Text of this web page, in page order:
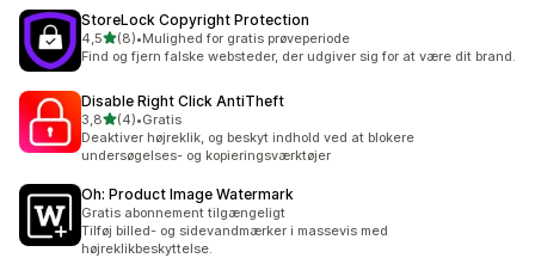
StoreLock Copyright Protection
4,5ud af 5 stjerner
(8)
8 anmeldelser i alt
•Mulighed for gratis prøveperiode
Find og fjern falske websteder, der udgiver sig for at være dit brand.
Disable Right Click AntiTheft
3,8ud af 5 stjerner
(4)
4 anmeldelser i alt
•Gratis
Deaktiver højreklik, og beskyt indhold ved at blokere
undersøgelses- og kopieringsværktøjer
Oh: Product Image Watermark
Gratis abonnement tilgængeligt
Tilføj billed- og sidevandmærker i massevis med
højreklikbeskyttelse.